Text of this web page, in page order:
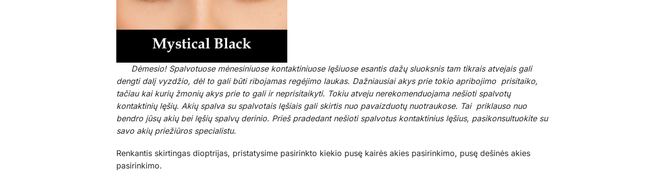
Dėmesio! Spalvotuose mėnesiniuose kontaktiniuose lęšiuose esantis dažų sluoksnis tam tikrais atvejais gali
dengti dalį vyzdžio, dėl to gali būti ribojamas regėjimo laukas. Dažniausiai akys prie tokio apribojimo prisitaiko,
tačiau kai kurių žmonių akys prie to gali ir neprisitaikyti. Tokiu atveju nerekomenduojama nešioti spalvotų
kontaktinių lęšių. Akių spalva su spalvotais lęšiais gali skirtis nuo pavaizduotų nuotraukose. Tai priklauso nuo
bendro jūsų akių bei lęšių spalvų derinio. Prieš pradedant nešioti spalvotus kontaktinius lęšius, pasikonsultuokite su
savo akių priežiūros specialistu.
Renkantis skirtingas dioptrijas, pristatysime pasirinkto kiekio pusę kairės akies pasirinkimo, pusę dešinės akies
pasirinkimo.